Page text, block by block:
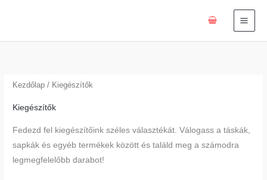
Kezdőlap / Kiegészítők
Kiegészítők
Fedezd fel kiegészítőink széles választékát. Válogass a táskák,
sapkák és egyéb termékek között és találd meg a számodra
legmegfelelőbb darabot!